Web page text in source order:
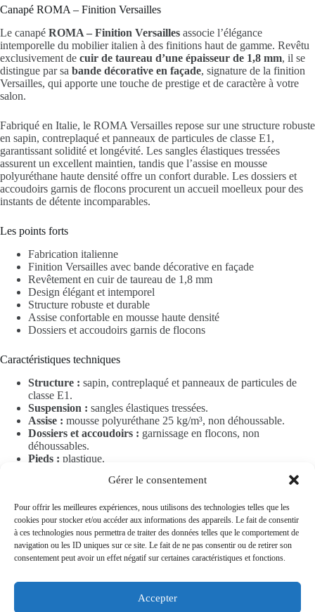
Gérer le consentement
Pour offrir les meilleures expériences, nous utilisons des technologies telles que les
cookies pour stocker et/ou accéder aux informations des appareils. Le fait de consentir
à ces technologies nous permettra de traiter des données telles que le comportement de
navigation ou les ID uniques sur ce site. Le fait de ne pas consentir ou de retirer son
consentement peut avoir un effet négatif sur certaines caractéristiques et fonctions.
Accepter
Canapé ROMA – Finition Versailles
Le canapé ROMA – Finition Versailles associe l’élégance
intemporelle du mobilier italien à des finitions haut de gamme. Revêtu
exclusivement de cuir de taureau d’une épaisseur de 1,8 mm, il se
distingue par sa bande décorative en façade, signature de la finition
Versailles, qui apporte une touche de prestige et de caractère à votre
salon.
Fabriqué en Italie, le ROMA Versailles repose sur une structure robuste
en sapin, contreplaqué et panneaux de particules de classe E1,
garantissant solidité et longévité. Les sangles élastiques tressées
assurent un excellent maintien, tandis que l’assise en mousse
polyuréthane haute densité offre un confort durable. Les dossiers et
accoudoirs garnis de flocons procurent un accueil moelleux pour des
instants de détente incomparables.
Les points forts
Fabrication italienne
Finition Versailles avec bande décorative en façade
Revêtement en cuir de taureau de 1,8 mm
Design élégant et intemporel
Structure robuste et durable
Assise confortable en mousse haute densité
Dossiers et accoudoirs garnis de flocons
Caractéristiques techniques
Structure : sapin, contreplaqué et panneaux de particules de
classe E1.
Suspension : sangles élastiques tressées.
Assise : mousse polyuréthane 25 kg/m³, non déhoussable.
Dossiers et accoudoirs : garnissage en flocons, non
déhoussables.
Pieds : plastique.
Le modèleROMA – Finition Versaillesest disponible enfauteuil, 2
places et 3 places. Composez votre salon selon vos envies et
choisissez la configuration qui s’adapte parfaitement à votre intérieur.
Pour toute composition personnalisée ou pour obtenir un devis, notre